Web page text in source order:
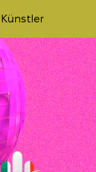
Künstler